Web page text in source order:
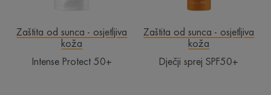
Zaštita od sunca - osjetljiva
koža
Intense Protect 50+
Zaštita od sunca - osjetljiva
koža
Dječji sprej SPF50+